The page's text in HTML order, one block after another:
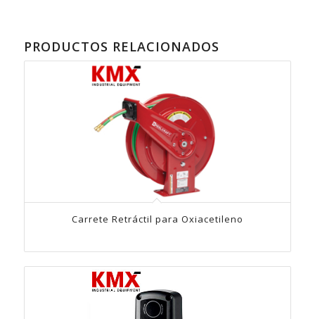
PRODUCTOS RELACIONADOS
Carrete Retráctil para Oxiacetileno